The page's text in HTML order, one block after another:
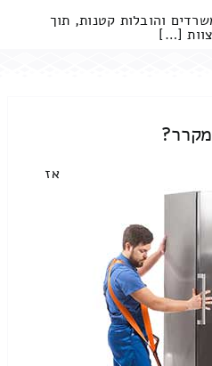
והובלות קטנות, תוך
[…]
אז